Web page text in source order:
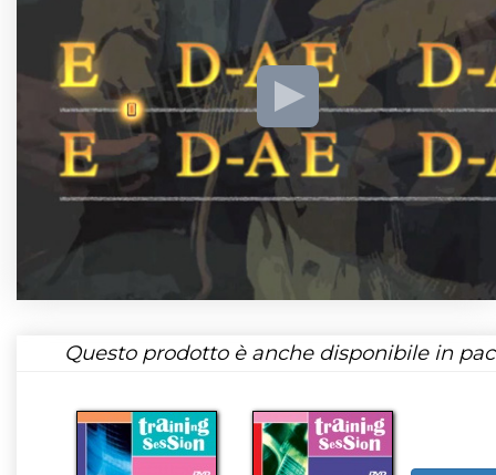
Questo prodotto è anche disponibile in